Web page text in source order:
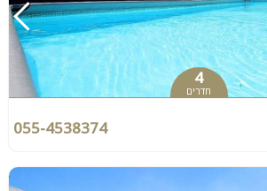
4
חדרים
055-4538374